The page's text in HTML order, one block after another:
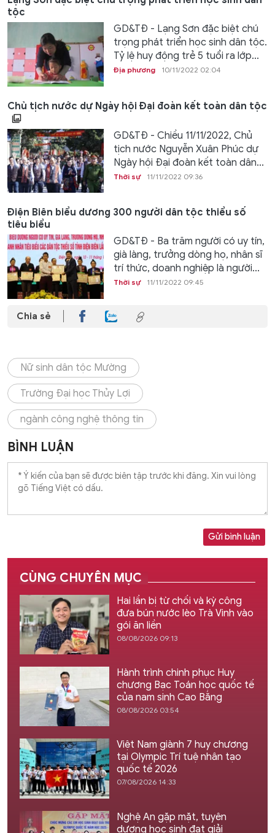
tộc
GD&TĐ - Lạng Sơn đặc biệt chú
trọng phát triển học sinh dân tộc.
Tỷ lệ huy động trẻ 5 tuổi ra lớp...
Địa phương 10/11/2022 02:04
Chủ tịch nước dự Ngày hội Đại đoàn kết toàn dân tộc
GD&TĐ - Chiều 11/11/2022, Chủ
tịch nước Nguyễn Xuân Phúc dự
Ngày hội Đại đoàn kết toàn dân...
Thời sự 11/11/2022 09:36
Điện Biên biểu dương 300 người dân tộc thiểu số
tiêu biểu
GD&TĐ - Ba trăm người có uy tín,
già làng, trưởng dòng họ, nhân sĩ
trí thức, doanh nghiệp là người...
Thời sự 11/11/2022 09:45
Chia sẻ
Nữ sinh dân tộc Mường
Trường Đại học Thủy Lợi
ngành công nghệ thông tin
BÌNH LUẬN
Gửi bình luận
CÙNG CHUYÊN MỤC
Hai lần bị từ chối và kỳ công
đưa bún nước lèo Trà Vinh vào
gói ăn liền
08/08/2026 09:13
Hành trình chinh phục Huy
chương Bạc Toán học quốc tế
của nam sinh Cao Bằng
08/08/2026 03:54
Việt Nam giành 7 huy chương
tại Olympic Trí tuệ nhân tạo
quốc tế 2026
07/08/2026 14:33
Nghệ An gặp mặt, tuyên
dương học sinh đạt giải